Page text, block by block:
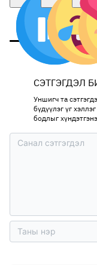
СЭТГЭГДЭЛ
Уншигч та
бүдүүлэг үг
бодлыг